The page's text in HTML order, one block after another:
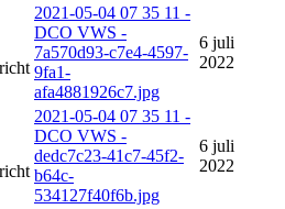
2021-05-04 07 35 11 -
DCO VWS -
7a570d93-c7e4-4597-
9fa1-
afa4881926c7.jpg
6 juli
2022
2021-05-04 07 35 11 -
DCO VWS -
dedc7c23-41c7-45f2-
b64c-
534127f40f6b.jpg
6 juli
2022